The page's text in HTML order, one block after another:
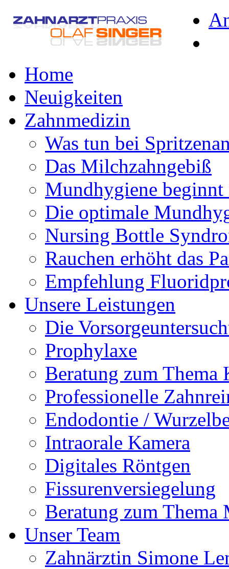
Home
Neuigkeiten
Zahnmedizin
Was tun bei
Das Milchzahngebiß
Mundhygiene beginnt
Die optimale
Nursing Bottle
Rauchen erhöht das
Empfehlung
Unsere Leistungen
Die
Prophylaxe
Beratung zum Thema
Professionelle
Endodontie /
Intraorale Kamera
Digitales Röntgen
Fissurenversiegelung
Beratung zum Thema
Unser Team
Zahnärztin Simone